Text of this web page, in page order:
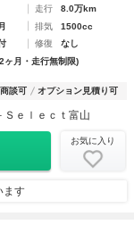
走行
8.0万km
排気
1500cc
修復
なし
ヶ月・走行無制限)
談可 オプション見積り可
ｅｌｅｃｔ富山
お気に入り
ます